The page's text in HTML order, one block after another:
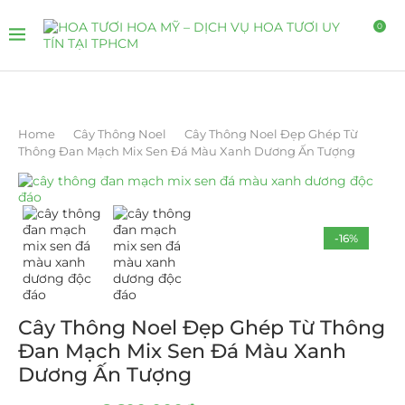
0
Home Cây Thông Noel
Cây Thông Noel Đẹp Ghép Từ
Thông Đan Mạch Mix Sen Đá Màu Xanh Dương Ấn Tượng
-16%
Cây Thông Noel Đẹp Ghép Từ Thông
Đan Mạch Mix Sen Đá Màu Xanh
Dương Ấn Tượng